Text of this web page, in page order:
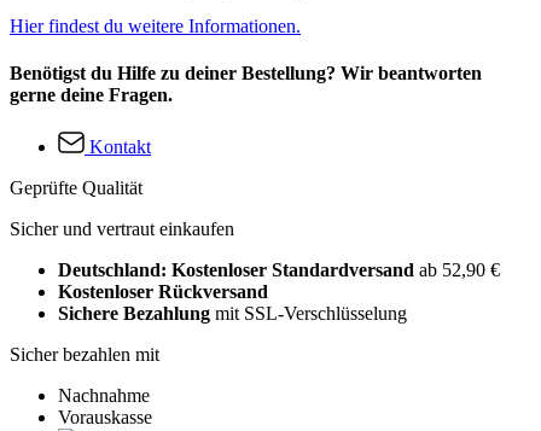
Hier findest du weitere Informationen.
Benötigst du Hilfe zu deiner Bestellung? Wir beantworten
gerne deine Fragen.
Kontakt
Geprüfte Qualität
Sicher und vertraut einkaufen
Deutschland: Kostenloser Standardversand ab 52,90 €
Kostenloser Rückversand
Sichere Bezahlung mit SSL-Verschlüsselung
Sicher bezahlen mit
Nachnahme
Vorauskasse